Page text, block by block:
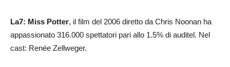
La7: Miss Potter, il film del 2006 diretto da Chris Noonan ha
appassionato 316.000 spettatori pari allo 1.5% di auditel. Nel
cast: Renée Zellweger.